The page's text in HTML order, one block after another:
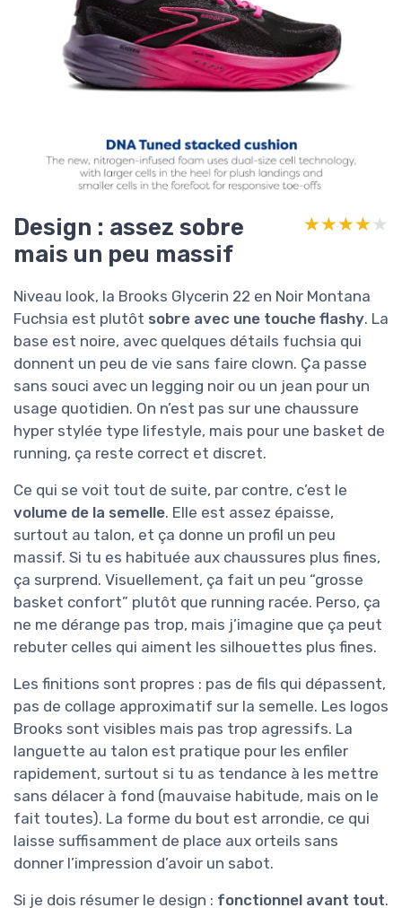
Design : assez sobre
mais un peu massif
★★★★★
★★★★★
Niveau look, la Brooks Glycerin 22 en Noir Montana
Fuchsia est plutôt sobre avec une touche flashy. La
base est noire, avec quelques détails fuchsia qui
donnent un peu de vie sans faire clown. Ça passe
sans souci avec un legging noir ou un jean pour un
usage quotidien. On n’est pas sur une chaussure
hyper stylée type lifestyle, mais pour une basket de
running, ça reste correct et discret.
Ce qui se voit tout de suite, par contre, c’est le
volume de la semelle. Elle est assez épaisse,
surtout au talon, et ça donne un profil un peu
massif. Si tu es habituée aux chaussures plus fines,
ça surprend. Visuellement, ça fait un peu “grosse
basket confort” plutôt que running racée. Perso, ça
ne me dérange pas trop, mais j’imagine que ça peut
rebuter celles qui aiment les silhouettes plus fines.
Les finitions sont propres : pas de fils qui dépassent,
pas de collage approximatif sur la semelle. Les logos
Brooks sont visibles mais pas trop agressifs. La
languette au talon est pratique pour les enfiler
rapidement, surtout si tu as tendance à les mettre
sans délacer à fond (mauvaise habitude, mais on le
fait toutes). La forme du bout est arrondie, ce qui
laisse suffisamment de place aux orteils sans
donner l’impression d’avoir un sabot.
Si je dois résumer le design : fonctionnel avant tout.